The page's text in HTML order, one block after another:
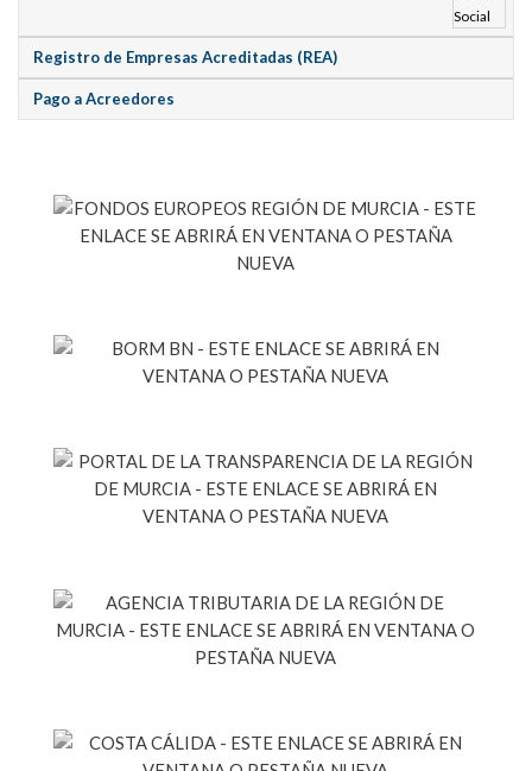
Registro de Empresas Acreditadas (REA)
Pago a Acreedores